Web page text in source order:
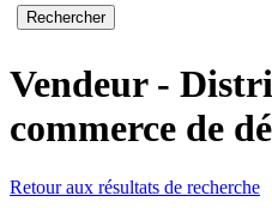
Vendeur -
commerce de
Retour aux résultats de recherche